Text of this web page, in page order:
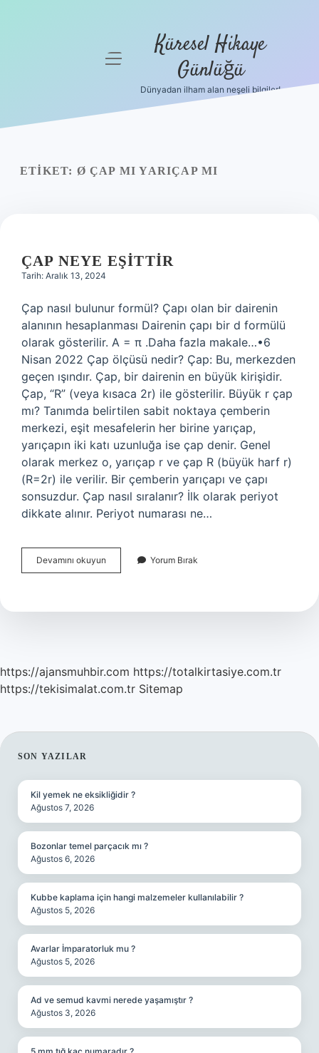
menüyü
Küresel Hikaye
Günlüğü
Dünyadan ilham alan neşeli bilgiler!
ETIKET: Ø ÇAP MI YARIÇAP MI
ÇAP NEYE EŞITTIR
Tarih: Aralık 13, 2024
Çap nasıl bulunur formül? Çapı olan bir dairenin
alanının hesaplanması Dairenin çapı bir d formülü
olarak gösterilir. A = π .Daha fazla makale…•6
Nisan 2022 Çap ölçüsü nedir? Çap: Bu, merkezden
geçen ışındır. Çap, bir dairenin en büyük kirişidir.
Çap, “R” (veya kısaca 2r) ile gösterilir. Büyük r çap
mı? Tanımda belirtilen sabit noktaya çemberin
merkezi, eşit mesafelerin her birine yarıçap,
yarıçapın iki katı uzunluğa ise çap denir. Genel
olarak merkez o, yarıçap r ve çap R (büyük harf r)
(R=2r) ile verilir. Bir çemberin yarıçapı ve çapı
sonsuzdur. Çap nasıl sıralanır? İlk olarak periyot
dikkate alınır. Periyot numarası ne…
Devamını okuyun
Neye
Yorum Bırak
https://ajansmuhbir.com https://totalkirtasiye.com.tr
https://tekisimalat.com.tr Sitemap
SIDEBAR
SON YAZILAR
Kil yemek ne eksikliğidir ?
Ağustos 7, 2026
Bozonlar temel parçacık mı ?
Ağustos 6, 2026
Kubbe kaplama için hangi malzemeler kullanılabilir ?
Ağustos 5, 2026
Avarlar İmparatorluk mu ?
Ağustos 5, 2026
Ad ve semud kavmi nerede yaşamıştır ?
Ağustos 3, 2026